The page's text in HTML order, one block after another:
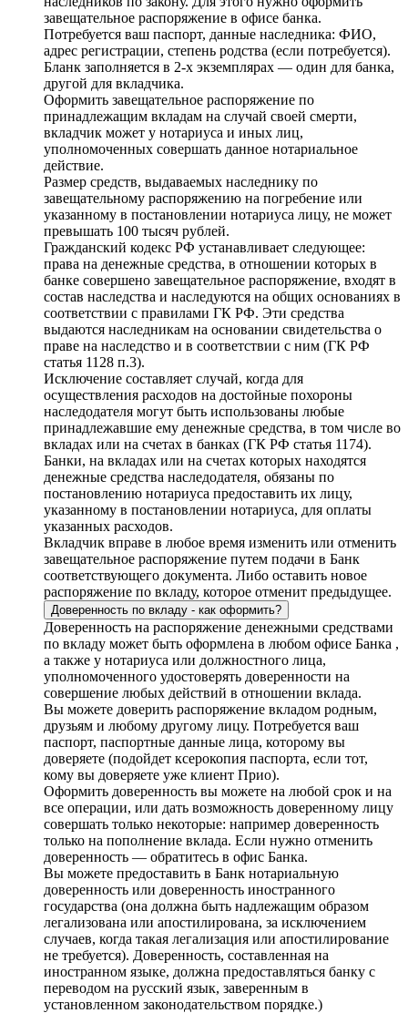
завещательное распоряжение в офисе банка.
Потребуется ваш паспорт, данные наследника: ФИО,
адрес регистрации, степень родства (если потребуется).
Бланк заполняется в 2-х экземплярах — один для банка,
другой для вкладчика.
Оформить завещательное распоряжение по
принадлежащим вкладам на случай своей смерти,
вкладчик может у нотариуса и иных лиц,
уполномоченных совершать данное нотариальное
действие.
Размер средств, выдаваемых наследнику по
завещательному распоряжению на погребение или
указанному в постановлении нотариуса лицу, не может
превышать 100 тысяч рублей.
Гражданский кодекс РФ устанавливает следующее:
права на денежные средства, в отношении которых в
банке совершено завещательное распоряжение, входят в
состав наследства и наследуются на общих основаниях в
соответствии с правилами ГК РФ. Эти средства
выдаются наследникам на основании свидетельства о
праве на наследство и в соответствии с ним (ГК РФ
статья 1128 п.3).
Исключение составляет случай, когда для
осуществления расходов на достойные похороны
наследодателя могут быть использованы любые
принадлежавшие ему денежные средства, в том числе во
вкладах или на счетах в банках (ГК РФ статья 1174).
Банки, на вкладах или на счетах которых находятся
денежные средства наследодателя, обязаны по
постановлению нотариуса предоставить их лицу,
указанному в постановлении нотариуса, для оплаты
указанных расходов.
Вкладчик вправе в любое время изменить или отменить
завещательное распоряжение путем подачи в Банк
соответствующего документа. Либо оставить новое
распоряжение по вкладу, которое отменит предыдущее.
Доверенность по вкладу - как оформить?
Доверенность на распоряжение денежными средствами
по вкладу может быть оформлена в любом офисе Банка ,
а также у нотариуса или должностного лица,
уполномоченного удостоверять доверенности на
совершение любых действий в отношении вклада.
Вы можете доверить распоряжение вкладом родным,
друзьям и любому другому лицу. Потребуется ваш
паспорт, паспортные данные лица, которому вы
доверяете (подойдет ксерокопия паспорта, если тот,
кому вы доверяете уже клиент Прио).
Оформить доверенность вы можете на любой срок и на
все операции, или дать возможность доверенному лицу
совершать только некоторые: например доверенность
только на пополнение вклада. Если нужно отменить
доверенность — обратитесь в офис Банка.
Вы можете предоставить в Банк нотариальную
доверенность или доверенность иностранного
государства (она должна быть надлежащим образом
легализована или апостилирована, за исключением
случаев, когда такая легализация или апостилирование
не требуется). Доверенность, составленная на
иностранном языке, должна предоставляться банку с
переводом на русский язык, заверенным в
установленном законодательством порядке.)